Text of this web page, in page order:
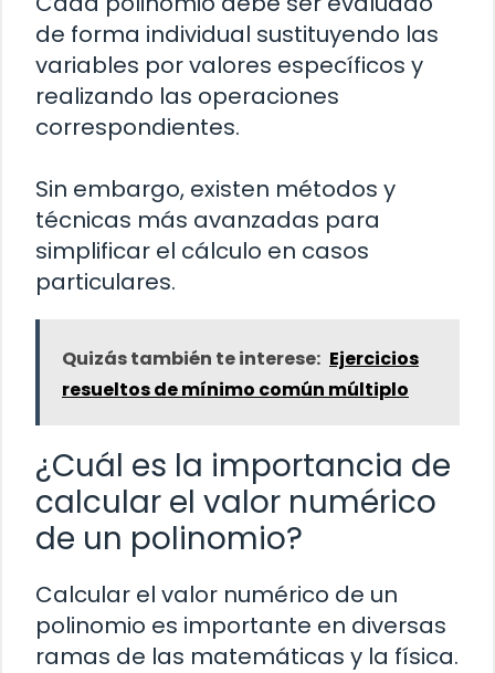
de forma individual sustituyendo las
variables por valores específicos y
realizando las operaciones
correspondientes.
Sin embargo, existen métodos y
técnicas más avanzadas para
simplificar el cálculo en casos
particulares.
Quizás también te interese: Ejercicios
resueltos de mínimo común múltiplo
¿Cuál es la importancia de
calcular el valor numérico
de un polinomio?
Calcular el valor numérico de un
polinomio es importante en diversas
ramas de las matemáticas y la física.